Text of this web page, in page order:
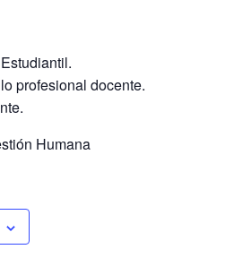
profesional docente.
Humana